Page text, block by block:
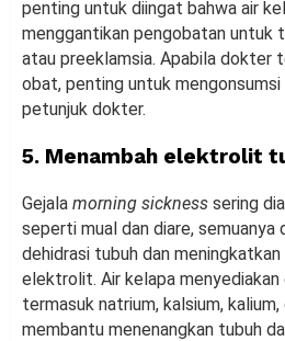
penting untuk diingat bahwa air
menggantikan pengobatan untuk
atau preeklamsia. Apabila dokter
obat, penting untuk
petunjuk dokter.
5. Menambah elektrolit
Gejala morning sickness sering
seperti mual dan diare, semuanya
dehidrasi tubuh dan
elektrolit. Air kelapa
termasuk natrium, kalsium,
membantu menenangkan tubuh